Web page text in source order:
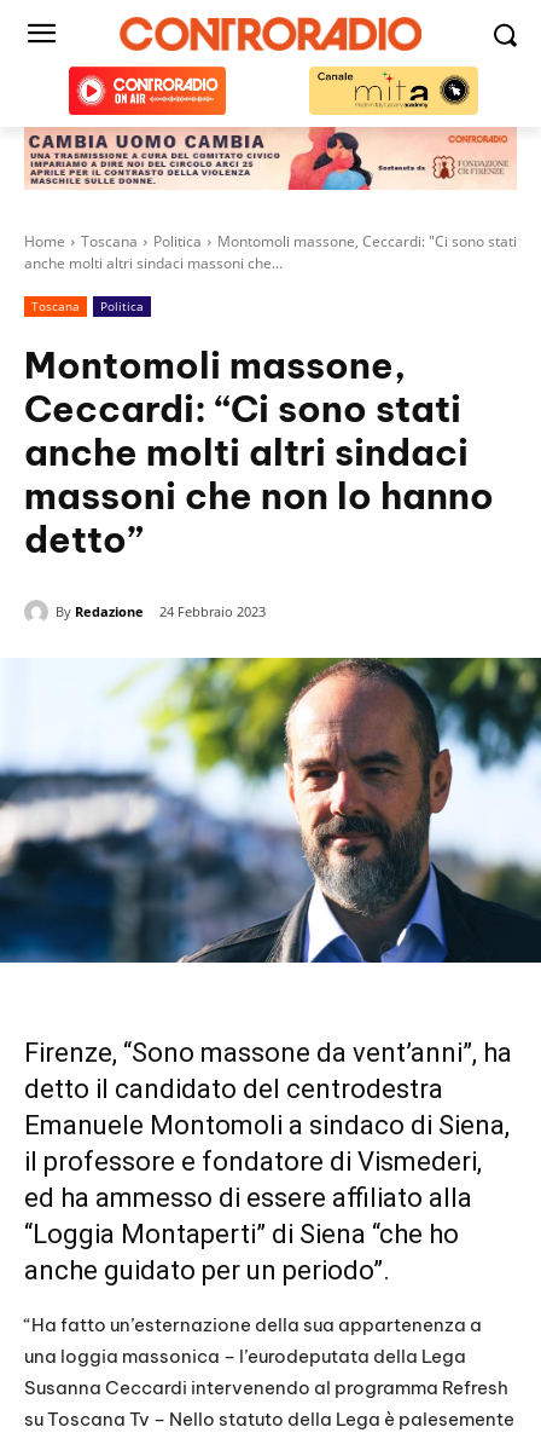
Home Toscana Politica
Montomoli massone, Ceccardi: "Ci sono stati
anche molti altri sindaci massoni che...
Toscana Politica
Montomoli massone,
Ceccardi: “Ci sono stati
anche molti altri sindaci
massoni che non lo hanno
detto”
By Redazione 24 Febbraio 2023
Firenze, “Sono massone da vent’anni”, ha
detto il candidato del centrodestra
Emanuele Montomoli a sindaco di Siena,
il professore e fondatore di Vismederi,
ed ha ammesso di essere affiliato alla
“Loggia Montaperti” di Siena “che ho
anche guidato per un periodo”.
“Ha fatto un’esternazione della sua appartenenza a
una loggia massonica – l’eurodeputata della Lega
Susanna Ceccardi intervenendo al programma Refresh
su Toscana Tv – Nello statuto della Lega è palesemente